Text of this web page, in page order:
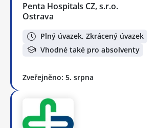
Penta Hospitals CZ, s.r.o.
Ostrava
Plný úvazek, Zkrácený úvazek
Vhodné také pro absolventy
Zveřejněno: 5. srpna